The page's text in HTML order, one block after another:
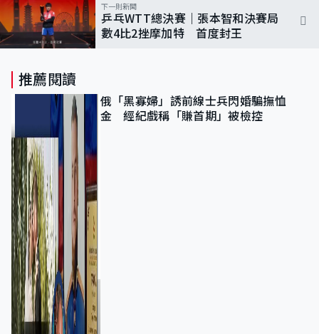
下一則新聞
乒乓WTT總決賽｜張本智和決賽局
數4比2挫摩加特 首度封王
推薦閱讀
俄「黑寡婦」誘前線士兵閃婚騙撫恤
金 經紀戲稱「賺首期」被檢控